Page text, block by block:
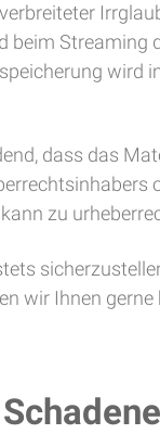
beim Streaming
wird
dass das
zu
wir Ihnen gerne